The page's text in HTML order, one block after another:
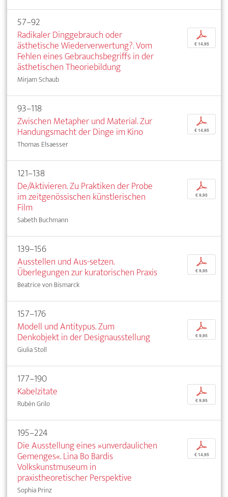
57–92
Radikaler Dinggebrauch oder
ästhetische Wiederverwertung?. Vom
Fehlen eines Gebrauchsbegriffs in der
ästhetischen Theoriebildung
Mirjam Schaub
p
€ 14,95
93–118
Zwischen Metapher und Material. Zur
Handungsmacht der Dinge im Kino
Thomas Elsaesser
p
€ 14,95
121–138
De/Aktivieren. Zu Praktiken der Probe
im zeitgenössischen künstlerischen
Film
Sabeth Buchmann
p
€ 9,95
139–156
Ausstellen und Aus-setzen.
Überlegungen zur kuratorischen Praxis
Beatrice von Bismarck
p
€ 9,95
157–176
Modell und Antitypus. Zum
Denkobjekt in der Designausstellung
Giulia Stoll
p
€ 9,95
177–190
Kabelzitate
Rubén Grilo
p
€ 9,95
195–224
Die Ausstellung eines »unverdaulichen
Gemenges«. Lina Bo Bardis
Volkskunstmuseum in
praxistheoretischer Perspektive
Sophia Prinz
p
€ 14,95